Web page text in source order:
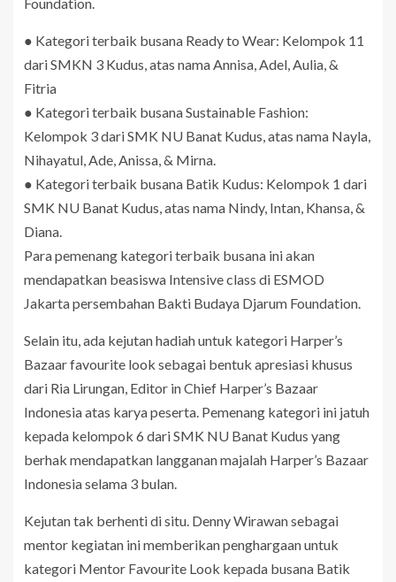
● Kategori terbaik busana Ready to Wear: Kelompok 11
dari SMKN 3 Kudus, atas nama Annisa, Adel, Aulia, &
Fitria
● Kategori terbaik busana Sustainable Fashion:
Kelompok 3 dari SMK NU Banat Kudus, atas nama Nayla,
Nihayatul, Ade, Anissa, & Mirna.
● Kategori terbaik busana Batik Kudus: Kelompok 1 dari
SMK NU Banat Kudus, atas nama Nindy, Intan, Khansa, &
Diana.
Para pemenang kategori terbaik busana ini akan
mendapatkan beasiswa Intensive class di ESMOD
Jakarta persembahan Bakti Budaya Djarum Foundation.
Selain itu, ada kejutan hadiah untuk kategori Harper’s
Bazaar favourite look sebagai bentuk apresiasi khusus
dari Ria Lirungan, Editor in Chief Harper’s Bazaar
Indonesia atas karya peserta. Pemenang kategori ini jatuh
kepada kelompok 6 dari SMK NU Banat Kudus yang
berhak mendapatkan langganan majalah Harper’s Bazaar
Indonesia selama 3 bulan.
Kejutan tak berhenti di situ. Denny Wirawan sebagai
mentor kegiatan ini memberikan penghargaan untuk
kategori Mentor Favourite Look kepada busana Batik